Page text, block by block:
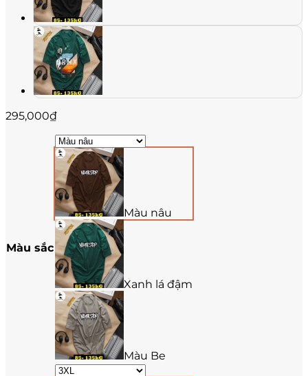
295,000₫
Màu sắc
Màu nâu
Xanh lá đậm
Màu Be